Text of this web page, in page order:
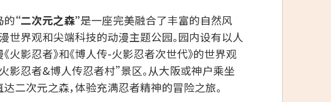
的“二次元之森”是一座完美融合了丰富的自然风
世界观和尖端科技的动漫主题公园。园内设有以人
火影忍者》和《博人传-火影忍者次世代》的世界观
影忍者&博人传忍者村”景区。从大阪或神户乘坐
二次元之森，体验充满忍者精神的冒险之旅。